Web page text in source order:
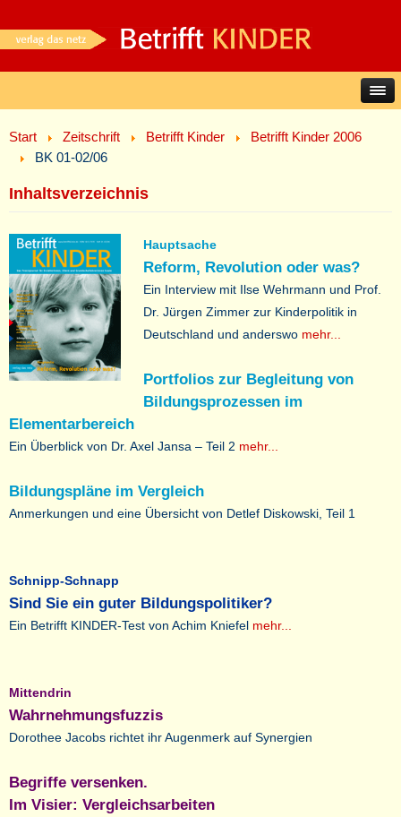
Start Zeitschrift Betrifft Kinder
Betrifft Kinder 2006
BK 01-02/06
Inhaltsverzeichnis
Hauptsache
Reform, Revolution oder was?
Ein Interview mit Ilse Wehrmann und Prof.
Dr. Jürgen Zimmer zur Kinderpolitik in
Deutschland und anderswo mehr...
Portfolios zur Begleitung von
Bildungsprozessen im
Elementarbereich
Ein Überblick von Dr. Axel Jansa – Teil 2 mehr...
Bildungspläne im Vergleich
Anmerkungen und eine Übersicht von Detlef Diskowski, Teil 1
Schnipp-Schnapp
Sind Sie ein guter Bildungspolitiker?
Ein Betrifft KINDER-Test von Achim Kniefel mehr...
Mittendrin
Wahrnehmungsfuzzis
Dorothee Jacobs richtet ihr Augenmerk auf Synergien
Begriffe versenken.
Im Visier: Vergleichsarbeiten